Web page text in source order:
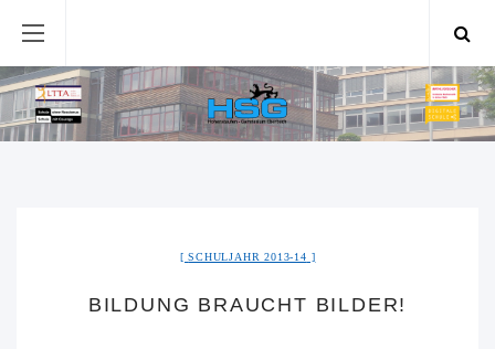
SCHULJAHR 2013-14
BILDUNG BRAUCHT BILDER!